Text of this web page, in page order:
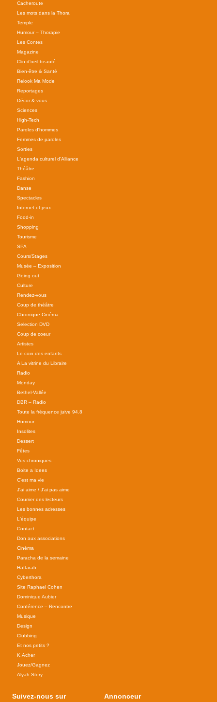
Cacheroute
Les mots dans la Thora
Temple
Humour – Thorapie
Les Contes
Magazine
Clin d'oeil beauté
Bien-être & Santé
Relook Ma Mode
Reportages
Décor & vous
Sciences
High-Tech
Paroles d'hommes
Femmes de paroles
Sorties
L'agenda culturel d'Alliance
Théâtre
Fashion
Danse
Spectacles
Internet et jeux
Food-in
Shopping
Tourisme
SPA
Cours/Stages
Musée – Exposition
Going out
Culture
Rendez-vous
Coup de théâtre
Chronique Cinéma
Selection DVD
Coup de coeur
Artistes
Le coin des enfants
A La vitrine du Libraire
Radio
Monday
Bethel-Vallée
DBR – Radio
Toute la fréquence juive 94.8
Humour
Insolites
Dessert
Fêtes
Vos chroniques
Boite a Idees
C'est ma vie
J'ai aime / J'ai pas aime
Courrier des lecteurs
Les bonnes adresses
L'équipe
Contact
Don aux associations
Cinéma
Paracha de la semaine
Haftarah
Cyberthora
Site Raphael Cohen
Dominique Aubier
Conférence – Rencontre
Musique
Design
Clubbing
Et nos petits ?
K.Acher
Jouez/Gagnez
Alyah Story
Suivez-nous sur Annonceur